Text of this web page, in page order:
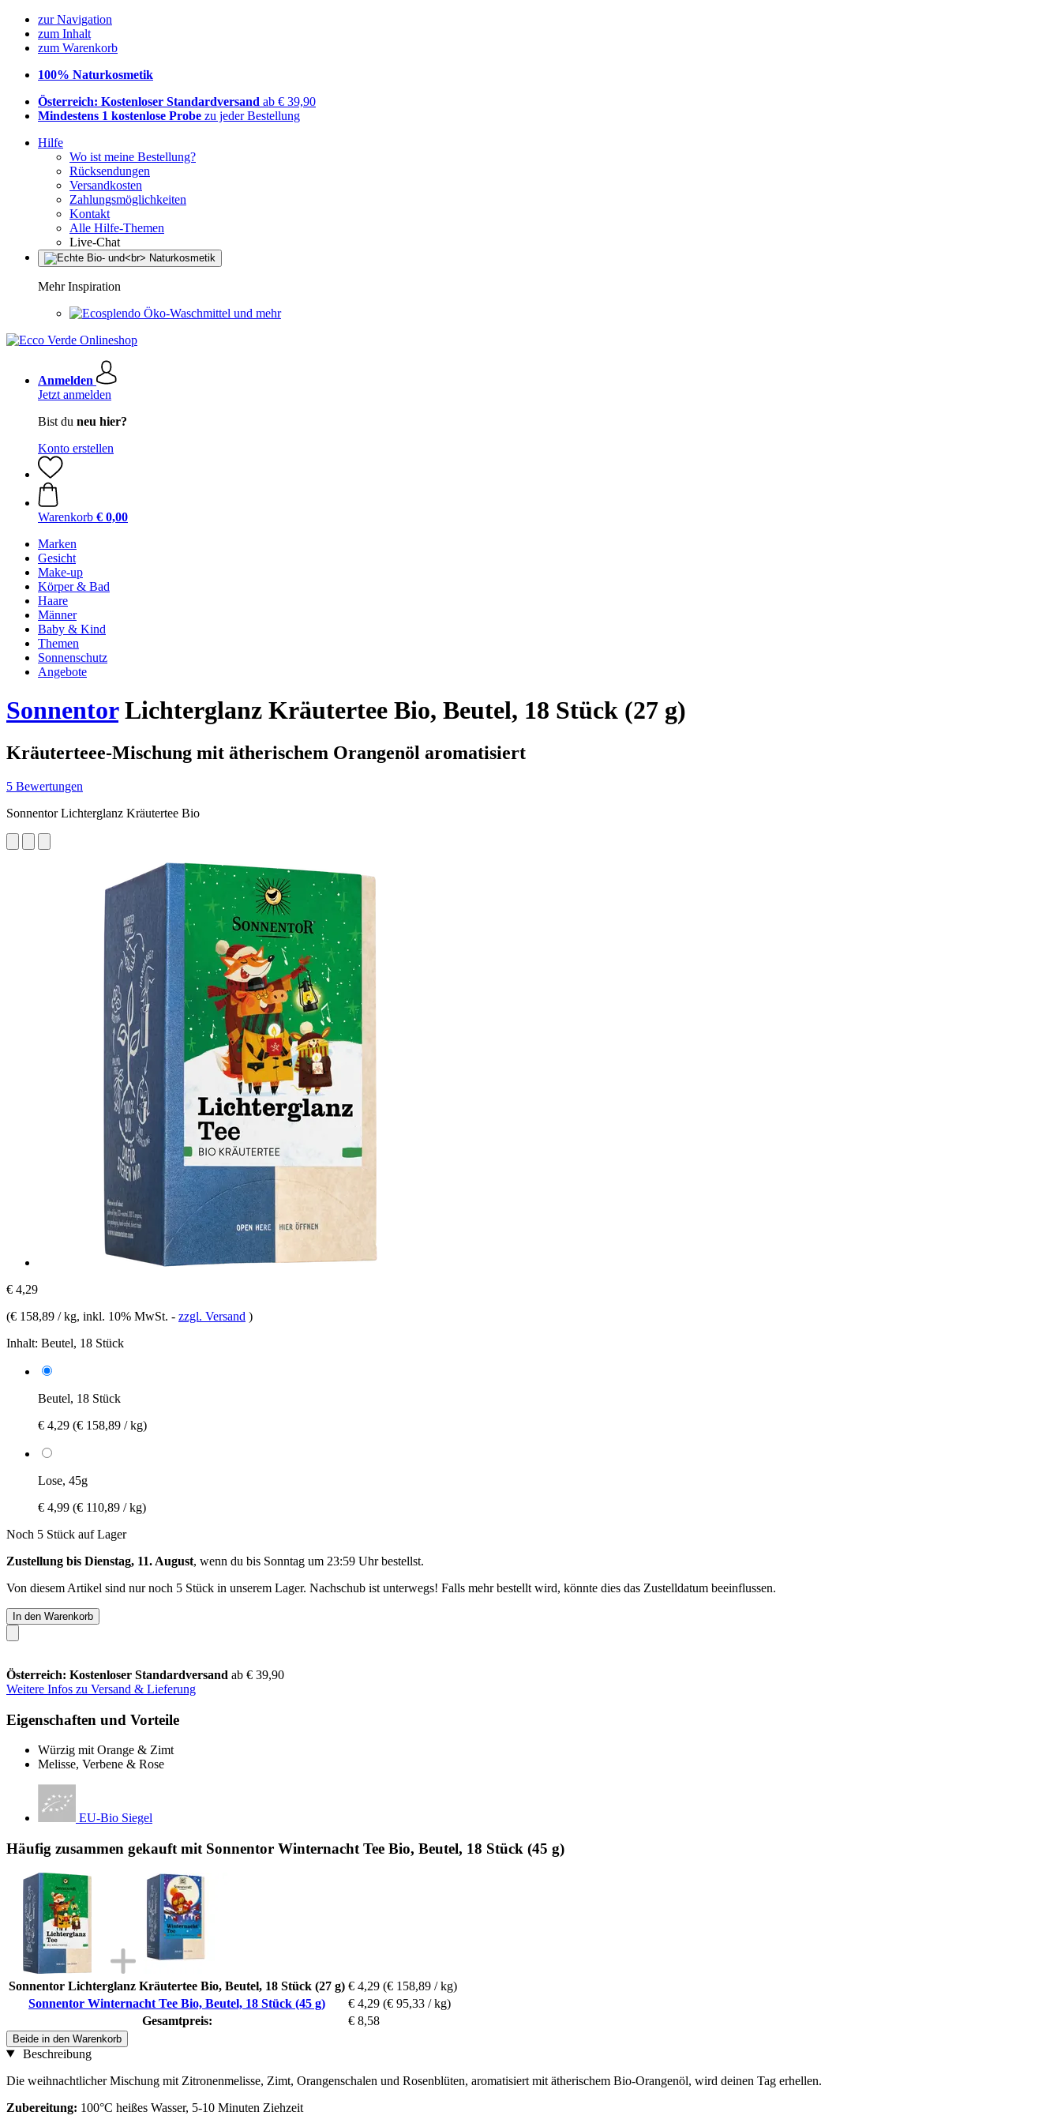
zur Navigation
zum Inhalt
zum Warenkorb
100% Naturkosmetik
Österreich: Kostenloser Standardversand ab € 39,90
Mindestens 1 kostenlose Probe zu jeder Bestellung
Hilfe
Wo ist meine Bestellung?
Rücksendungen
Versandkosten
Zahlungsmöglichkeiten
Kontakt
Alle Hilfe-Themen
Live-Chat
Mehr Inspiration
Öko-Waschmittel und mehr
Anmelden
Jetzt anmelden
Bist du neu hier?
Konto erstellen
Warenkorb € 0,00
Marken
Gesicht
Make-up
Körper & Bad
Haare
Männer
Baby & Kind
Themen
Sonnenschutz
Angebote
SonnentorLichterglanz Kräutertee Bio, Beutel, 18 Stück (27 g)
Kräuterteee-Mischung mit ätherischem Orangenöl aromatisiert
5 Bewertungen
Sonnentor Lichterglanz Kräutertee Bio
€ 4,29
(€ 158,89 / kg, inkl. 10% MwSt. - zzgl. Versand )
Inhalt: Beutel, 18 Stück
Beutel, 18 Stück
€ 4,29 (€ 158,89 / kg)
Lose, 45g
€ 4,99 (€ 110,89 / kg)
Noch 5 Stück auf Lager
Zustellung bis Dienstag, 11. August, wenn du bis Sonntag um 23:59 Uhrbestellst.
Von diesem Artikel sind nur noch 5 Stück in unserem Lager. Nachschub ist unterwegs! Falls mehr bestellt wird, könnte dies das Zustelldatum beeinflussen.
In den Warenkorb
Österreich: Kostenloser Standardversand ab € 39,90
Weitere Infos zu Versand & Lieferung
Eigenschaften und Vorteile
Würzig mit Orange & Zimt
Melisse, Verbene & Rose
EU-Bio Siegel
Häufig zusammen gekauft mit Sonnentor Winternacht Tee Bio, Beutel, 18 Stück (45 g)
Sonnentor Lichterglanz Kräutertee Bio, Beutel, 18 Stück (27 g) € 4,29 (€ 158,89 / kg)
Sonnentor Winternacht Tee Bio, Beutel, 18 Stück (45 g)
€ 4,29 (€ 95,33 / kg)
Gesamtpreis:
€ 8,58
Beide in den Warenkorb
Beschreibung
Die weihnachtlicher Mischung mit Zitronenmelisse, Zimt, Orangenschalen und Rosenblüten, aromatisiert mit ätherischem Bio-Orangenöl, wird deinen Tag erhellen.
Zubereitung: 100°C heißes Wasser, 5-10 Minuten Ziehzeit